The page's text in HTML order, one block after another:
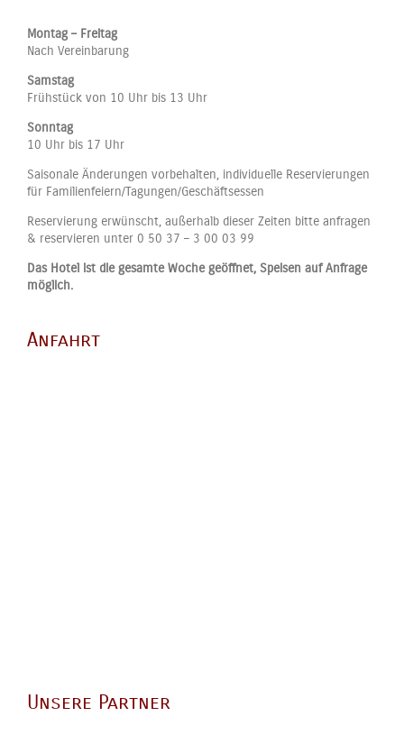
Montag – Freitag
Nach Vereinbarung
Samstag
Frühstück von 10 Uhr bis 13 Uhr
Sonntag
10 Uhr bis 17 Uhr
Saisonale Änderungen vorbehalten, individuelle Reservierungen
für Familienfeiern/Tagungen/Geschäftsessen
Reservierung erwünscht, außerhalb dieser Zeiten bitte anfragen
& reservieren unter 0 50 37 – 3 00 03 99
Das Hotel ist die gesamte Woche geöffnet, Speisen auf Anfrage
möglich.
Anfahrt
Unsere Partner